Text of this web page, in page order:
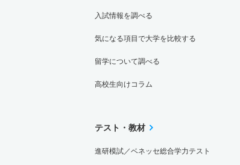
入試情報を調べる
気になる項目で大学を比較する
留学について調べる
高校生向けコラム
テスト・教材
進研模試／ベネッセ総合学力テスト